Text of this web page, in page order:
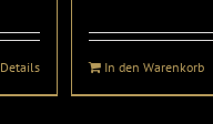
Details In den Warenkorb